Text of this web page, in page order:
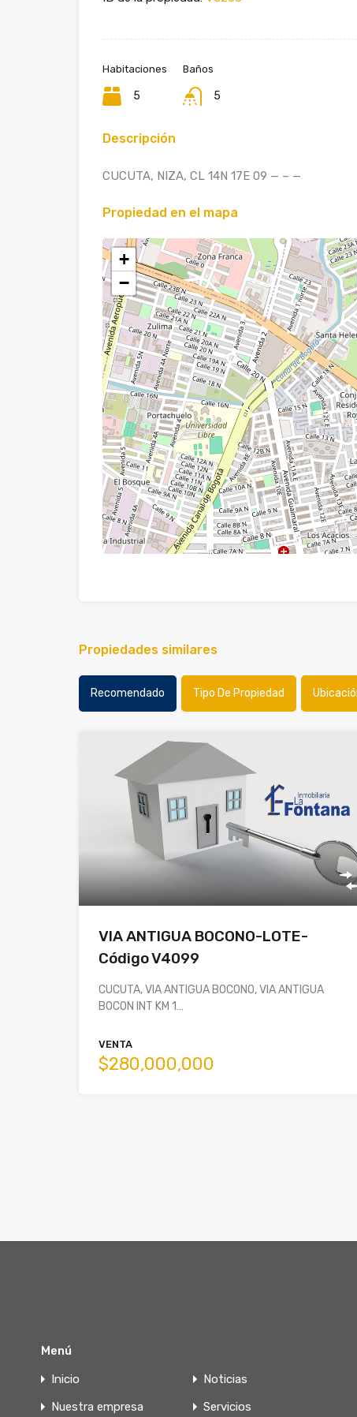
Habitaciones
5
Baños
5
Descripción
CUCUTA, NIZA, CL 14N 17E 09 — – —
Propiedad en el mapa
+
−
Propiedades similares
Recomendado Tipo De Propiedad
VIA ANTIGUA BOCONO-LOTE-
Código V4099
CUCUTA, VIA ANTIGUA BOCONO, VIA ANTIGUA
BOCON INT KM 1…
VENTA
$280,000,000
Menú
Inicio
Noticias
Nuestra empresa
Servicios